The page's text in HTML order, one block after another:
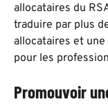
allocataires du
traduire par plus
allocataires et
pour les
Promouvoir